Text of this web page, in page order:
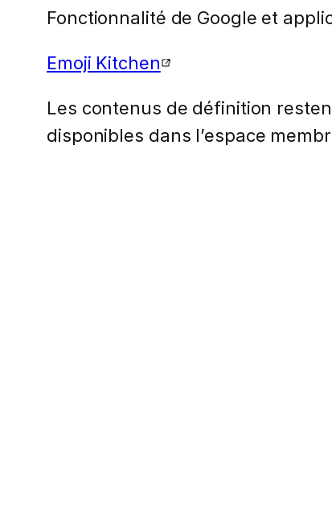
Fonctionnalité de Google et
Emoji Kitchen
Les contenus de définition
disponibles dans l’espace